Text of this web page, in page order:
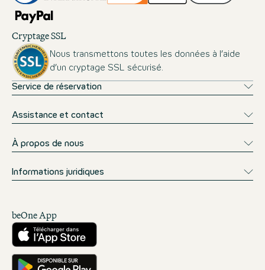
Cryptage SSL
Nous transmettons toutes les données à l’aide
d’un cryptage SSL sécurisé.
Service de réservation
Assistance et contact
À propos de nous
Informations juridiques
beOne App
Télécharger sur l’App Store
Téléchargez-le sur Google Play